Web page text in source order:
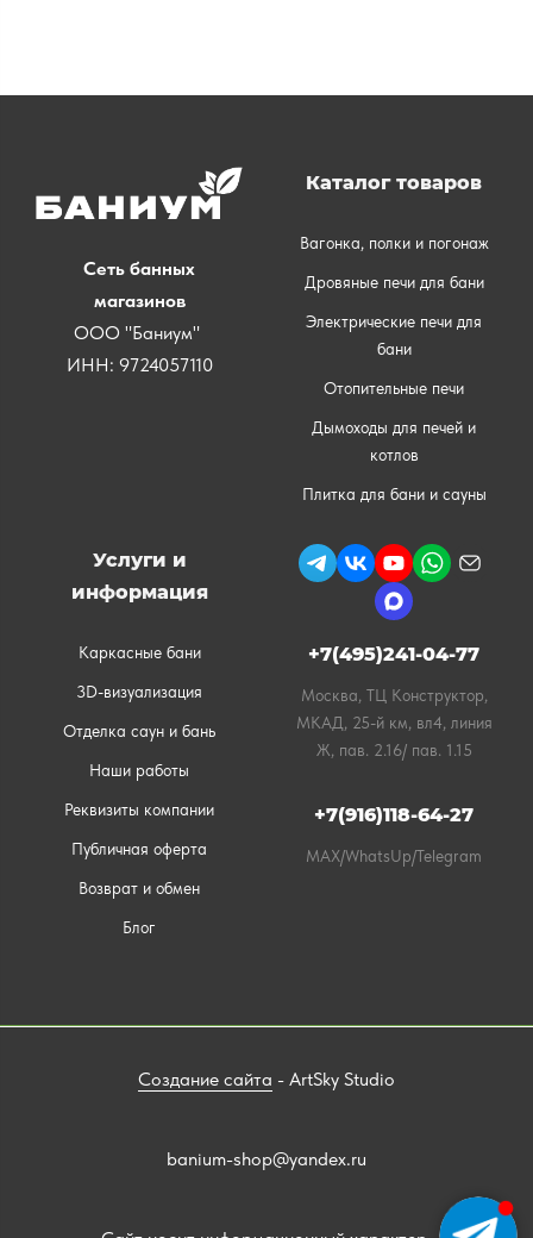
Сеть банных
магазинов
ООО "Баниум"
ИНН: 9724057110
Каталог товаров
Вагонка, полки и погонаж
Дровяные печи для бани
Электрические печи для
бани
Отопительные печи
Дымоходы для печей и
котлов
Плитка для бани и сауны
Услуги и
информация
Каркасные бани
3D-визуализация
Отделка саун и бань
Наши работы
Реквизиты компании
Публичная оферта
Возврат и обмен
Блог
+7(495)241-04-77
Москва, ТЦ Конструктор,
МКАД, 25-й км, вл4, линия
Ж, пав. 2.16/ пав. 1.15
+7(916)118-64-27
MAX/WhatsUp/Telegram
Создание сайта - ArtSky Studio
banium-shop@yandex.ru